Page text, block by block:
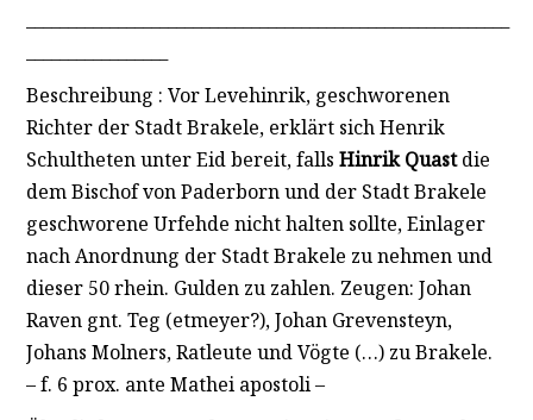
Beschreibung : Vor Levehinrik, geschworenen
Richter der Stadt Brakele, erklärt sich Henrik
Schultheten unter Eid bereit, falls Hinrik Quastdie
dem Bischof von Paderborn und der Stadt Brakele
geschworene Urfehde nicht halten sollte, Einlager
nach Anordnung der Stadt Brakele zu nehmen und
dieser 50 rhein. Gulden zu zahlen. Zeugen: Johan
Raven gnt. Teg (etmeyer?), Johan Grevensteyn,
Johans Molners, Ratleute und Vögte (…) zu Brakele.
– f. 6 prox. ante Mathei apostoli –